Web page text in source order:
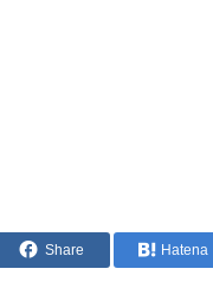
Share Hatena